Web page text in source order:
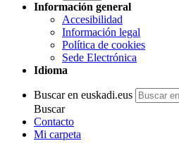
Información general
Accesibilidad
Información legal
Política de cookies
Sede Electrónica
Idioma
Buscar en euskadi.eus
Buscar
Contacto
Mi carpeta